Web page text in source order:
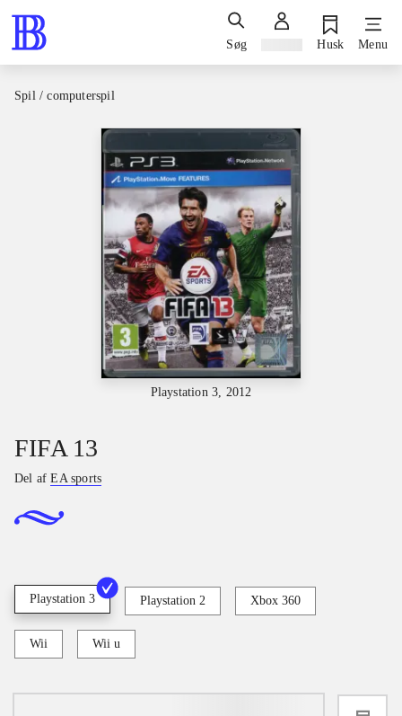
Søg Husk Menu
Spil / computerspil
Playstation 3, 2012
FIFA 13
Del afEA sports
Playstation 3 Playstation 2 Xbox 360
Wii Wii u